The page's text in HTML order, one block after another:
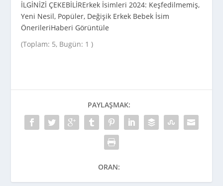
İLGİNİZİ ÇEKEBİLİRErkek İsimleri 2024: Keşfedilmemiş,
Yeni Nesil, Popüler, Değişik Erkek Bebek İsim
ÖnerileriHaberi Görüntüle
(Toplam: 5, Bugün: 1 )
PAYLAŞMAK:
ORAN: